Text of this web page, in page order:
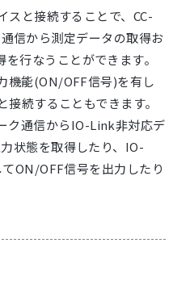
と接続することで、CC-
信から測定データの取得お
行なうことができます。
機能(ON/OFF信号)を有し
続することもできます。
ク通信からIO-Link非対応デ
状態を取得したり、IO-
ON/OFF信号を出力したり